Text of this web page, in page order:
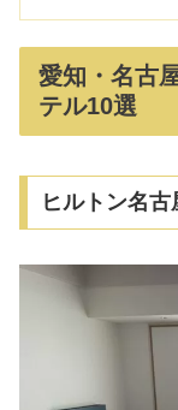
愛知・名古
テル10選
ヒルトン名古